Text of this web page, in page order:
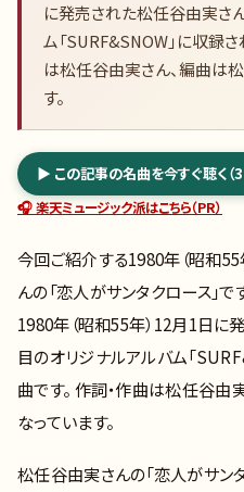
に発売された松任谷由実さ
ム「SURF&SNOW」に収録
は松任谷由実さん、編曲は
す。
▶ この記事の名曲を今すぐ聴く（
🎧 楽天ミュージック派はこちら（PR）
今回ご紹介する1980年（昭和55
んの「恋人がサンタクロース」で
1980年（昭和55年）12月1日
目のオリジナルアルバム「
曲です。 作詞・作曲は松任谷
なっています。
松任谷由実さんの「恋人がサン